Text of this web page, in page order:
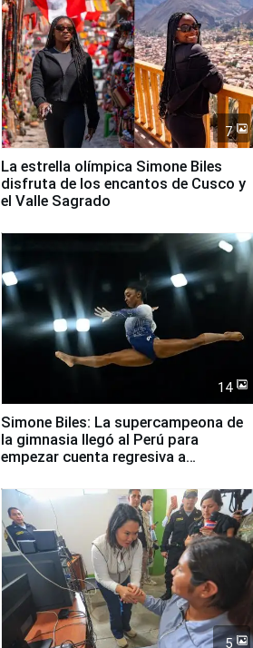
7
La estrella olímpica Simone Biles
disfruta de los encantos de Cusco y
el Valle Sagrado
14
Simone Biles: La supercampeona de
la gimnasia llegó al Perú para
empezar cuenta regresiva a
5